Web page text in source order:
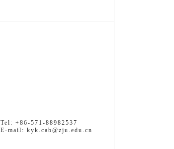
Tel: +86-571-88982537
E-mail: kyk.cab@zju.edu.cn